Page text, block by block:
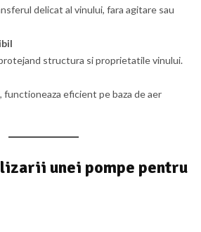
delicat al vinului, fara agitare sau
structura si proprietatile vinului.
functioneaza eficient pe baza de aer
unei pompe pentru